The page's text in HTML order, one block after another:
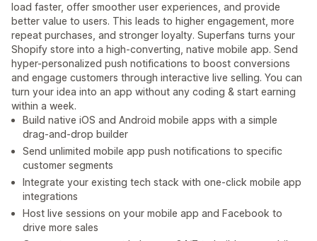
load faster, offer smoother user experiences, and provide
better value to users. This leads to higher engagement, more
repeat purchases, and stronger loyalty. Superfans turns your
Shopify store into a high-converting, native mobile app. Send
hyper-personalized push notifications to boost conversions
and engage customers through interactive live selling. You can
turn your idea into an app without any coding & start earning
within a week.
Build native iOS and Android mobile apps with a simple
drag-and-drop builder
Send unlimited mobile app push notifications to specific
customer segments
Integrate your existing tech stack with one-click mobile app
integrations
Host live sessions on your mobile app and Facebook to
drive more sales